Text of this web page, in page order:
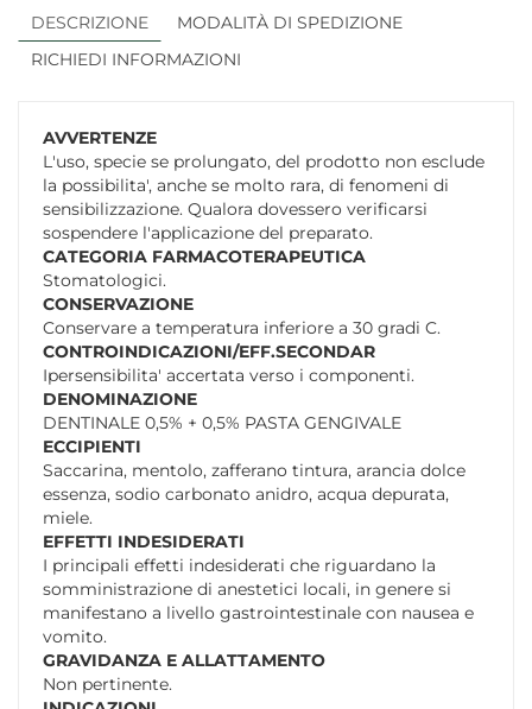
DESCRIZIONE
MODALITÀ DI SPEDIZIONE
RICHIEDI INFORMAZIONI
AVVERTENZE
L'uso, specie se prolungato, del prodotto non esclude
la possibilita', anche se molto rara, di fenomeni di
sensibilizzazione. Qualora dovessero verificarsi
sospendere l'applicazione del preparato.
CATEGORIA FARMACOTERAPEUTICA
Stomatologici.
CONSERVAZIONE
Conservare a temperatura inferiore a 30 gradi C.
CONTROINDICAZIONI/EFF.SECONDAR
Ipersensibilita' accertata verso i componenti.
DENOMINAZIONE
DENTINALE 0,5% + 0,5% PASTA GENGIVALE
ECCIPIENTI
Saccarina, mentolo, zafferano tintura, arancia dolce
essenza, sodio carbonato anidro, acqua depurata,
miele.
EFFETTI INDESIDERATI
I principali effetti indesiderati che riguardano la
somministrazione di anestetici locali, in genere si
manifestano a livello gastrointestinale con nausea e
vomito.
GRAVIDANZA E ALLATTAMENTO
Non pertinente.